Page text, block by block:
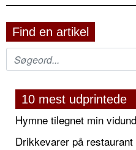
Find en artikel
10 mest udprintede
Hymne tilegnet min
Drikkevarer på restaurant